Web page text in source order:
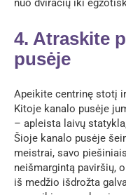
nuo dviračių iki
4. Atraskite
pusėje
Apeikite centrinę stotį
Kitoje kanalo pusėje
– apleista laivų
Šioje kanalo pusėje
meistrai, savo
neišmargintą paviršių,
iš medžio išdrožta